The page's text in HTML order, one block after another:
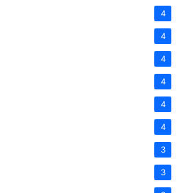
4
4
4
4
4
4
3
3